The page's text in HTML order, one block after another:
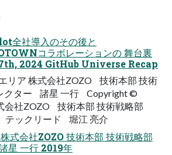
全社導入のその後と
コラボレーションの 舞台裏
2024 GitHub Universe Recap
リア 株式会社ZOZO 技術本部 技術
クター 諸星 一行 Copyright ©
会社ZOZO 技術本部 技術戦略部
テックリード 堀江 亮介
式会社ZOZO 技術本部 技術戦略部
星 一行 2019年